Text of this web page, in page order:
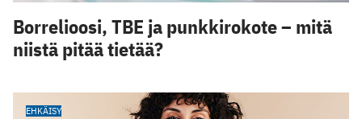
Borrelioosi, TBE ja punkkirokote – mitä
niistä pitää tietää?
EHKÄISY